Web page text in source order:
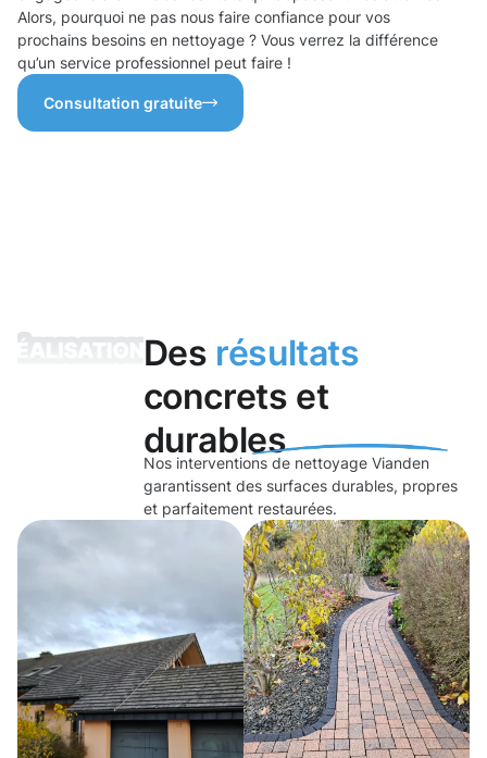
Alors, pourquoi ne pas nous faire confiance pour vos
prochains besoins en nettoyage ? Vous verrez la différence
qu’un service professionnel peut faire !
Consultation gratuite
Des résultats
concrets et
durables
Nos interventions de nettoyage Vianden
garantissent des surfaces durables, propres
et parfaitement restaurées.